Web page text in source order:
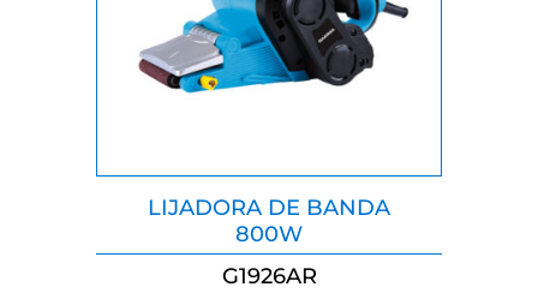
LIJADORA DE BANDA
800W
G1926AR